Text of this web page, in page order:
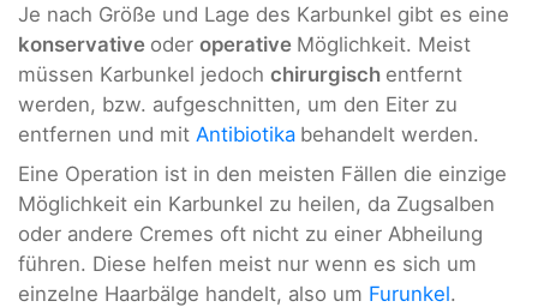
Je nach Größe und Lage des Karbunkel gibt es eine
konservative oder operative Möglichkeit. Meist
müssen Karbunkel jedoch chirurgisch entfernt
werden, bzw. aufgeschnitten, um den Eiter zu
entfernen und mit Antibiotika behandelt werden.
Eine Operation ist in den meisten Fällen die einzige
Möglichkeit ein Karbunkel zu heilen, da Zugsalben
oder andere Cremes oft nicht zu einer Abheilung
führen. Diese helfen meist nur wenn es sich um
einzelne Haarbälge handelt, also um Furunkel.